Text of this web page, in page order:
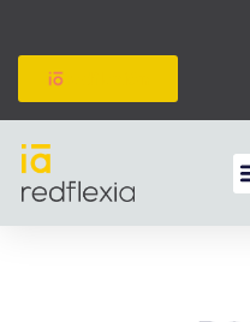
contenido